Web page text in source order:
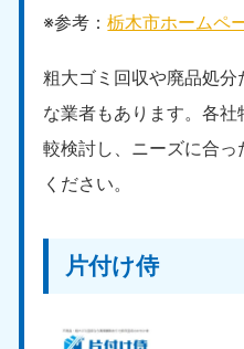
※参考：栃木市ホームペ
粗大ゴミ回収や廃品処
な業者もあります。各
較検討し、ニーズに合
ください。
片付け侍